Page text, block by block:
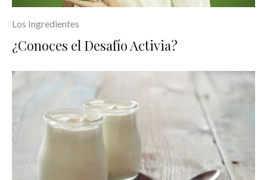
Los Ingredientes
¿Conoces el Desafío Activia?